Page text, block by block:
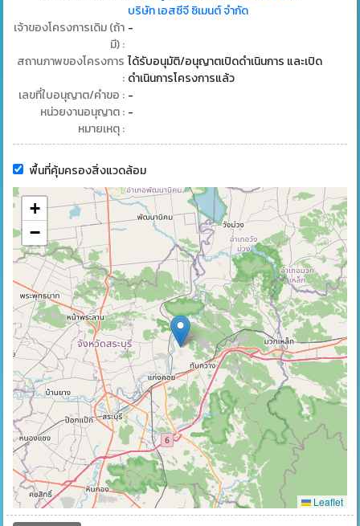
บริษัท เอสซีจี ซิเมนต์ จำกัด
เจ้าของโครงการเดิม (ถ้า
มี) :
-
สถานภาพของโครงการ
:
ได้รับอนุมัติ/อนุญาตเปิดดำเนินการ และเปิด
ดำเนินการโครงการแล้ว
เลขที่ใบอนุญาต/คำขอ : -
หน่วยงานอนุญาต : -
หมายเหตุ :
พื้นที่คุ้มครองสิ่งแวดล้อม
+
−
Leaflet